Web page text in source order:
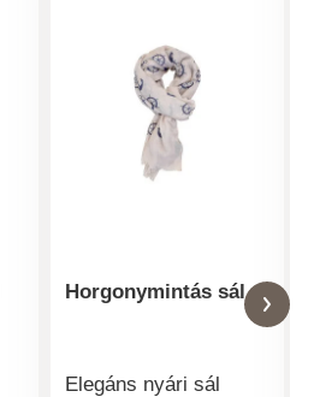
Horgonymintás sál
Elegáns nyári sál